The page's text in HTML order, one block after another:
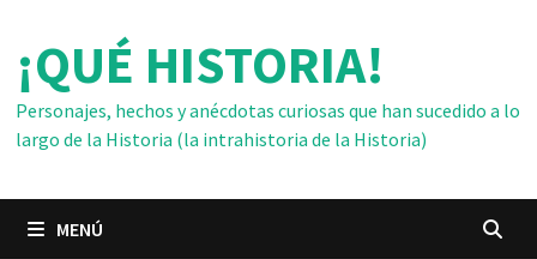
contenido
¡QUÉ HISTORIA!
Personajes, hechos y anécdotas curiosas que han sucedido a lo
largo de la Historia (la intrahistoria de la Historia)
MENÚ